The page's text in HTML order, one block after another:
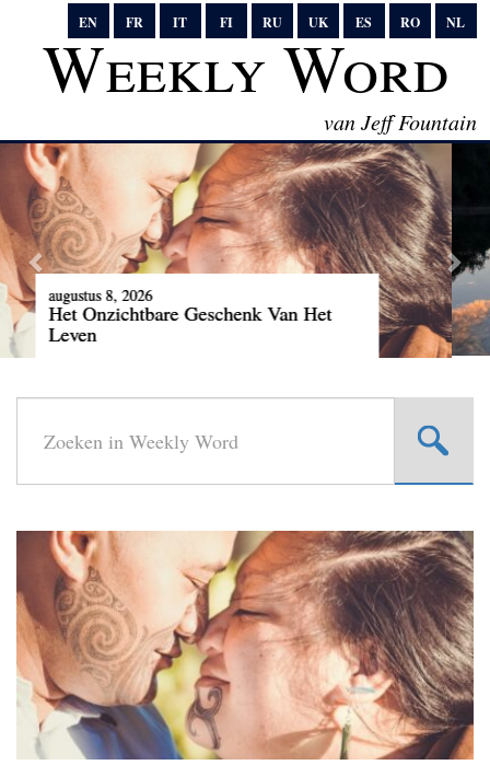
EN FR IT FI RU UK ES RO NL
Weekly Word
van Jeff Fountain
augustus 1, 2026
Een zeldzame kosmische delicatesse